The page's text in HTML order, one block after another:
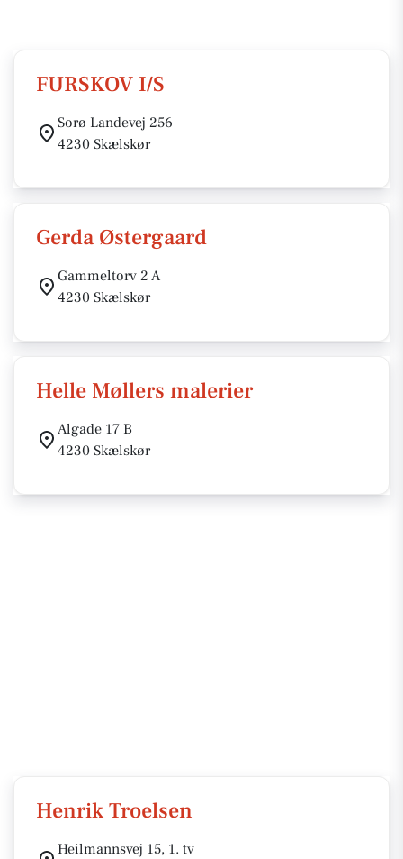
FURSKOV I/S
Sorø Landevej 256
4230 Skælskør
Gerda Østergaard
Gammeltorv 2 A
4230 Skælskør
Helle Møllers malerier
Algade 17 B
4230 Skælskør
Henrik Troelsen
Heilmannsvej 15, 1. tv